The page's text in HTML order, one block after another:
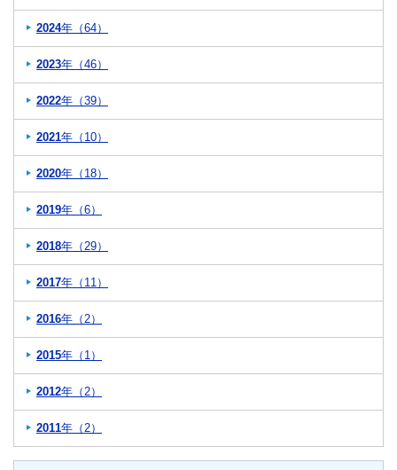
2024年（64）
2023年（46）
2022年（39）
2021年（10）
2020年（18）
2019年（6）
2018年（29）
2017年（11）
2016年（2）
2015年（1）
2012年（2）
2011年（2）